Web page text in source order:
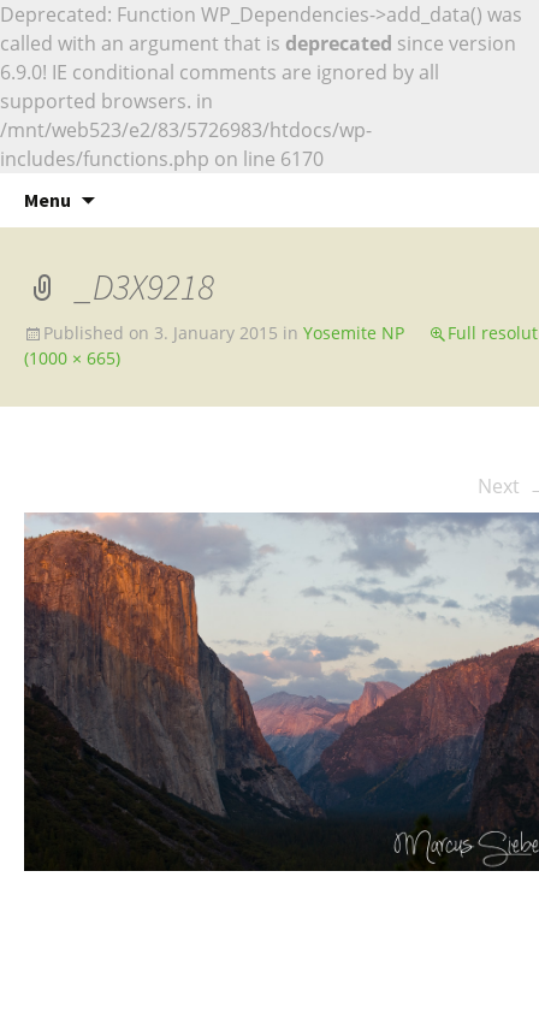
Deprecated: Function WP_Dependencies->add_data() was
called with an argument that is deprecated since version
6.9.0! IE conditional comments are ignored by all
supported browsers. in
/mnt/web523/e2/83/5726983/htdocs/wp-
includes/functions.php on line 6170
Marcus Siebert –
Naturfotografie
Naturfotografie
Menu
_D3X9218
Published on 3. January 2015 in Yosemite NP
Full
(1000 × 665)
Next